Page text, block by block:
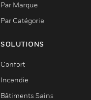
Par Marque
Par Catégorie
SOLUTIONS
Confort
Incendie
Bâtiments Sains